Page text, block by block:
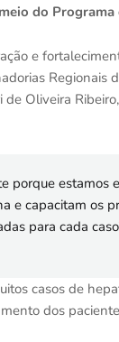
do
e
Regionais
Oliveira
porque estamos
e capacitam os
para cada
casos de
dos